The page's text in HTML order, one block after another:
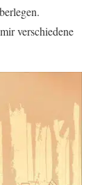
verschiedene